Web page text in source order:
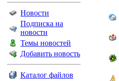
Новости
Подписка на
новости
Темы новостей
Добавить новость
Каталог файлов